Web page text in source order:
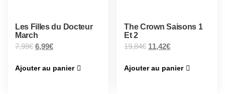
Les Filles du Docteur
March
7,99€ 6,99€
Ajouter au panier
The Crown Saisons 1
Et 2
19,84€ 11,42€
Ajouter au panier